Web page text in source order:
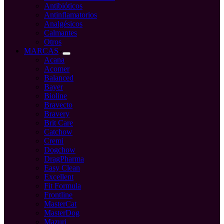
Antibióticos
Antinflamatorios
Analgésicos
Calmantes
Otros
MARCAS
Acana
Acomer
Balanced
Bayer
Bioline
Bravecto
Bravery
Brit Care
Catchow
Cremi
Dogchow
DragPharma
Easy Clean
Excellent
Fit Formula
Frontline
MasterCat
MasterDog
Mazuri